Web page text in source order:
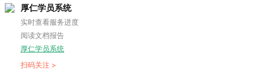
厚仁学员系统
实时查看服务进度
阅读文档报告
厚仁学员系统
扫码关注 >